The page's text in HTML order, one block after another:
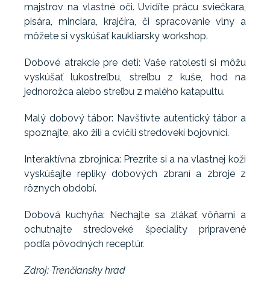
majstrov na vlastné oči. Uvidíte prácu sviečkara,
pisára, minciara, krajčíra, či spracovanie vlny a
môžete si vyskúšať kaukliarsky workshop.
Dobové atrakcie pre deti: Vaše ratolesti si môžu
vyskúšať lukostreľbu, streľbu z kuše, hod na
jednorožca alebo streľbu z malého katapultu.
Malý dobový tábor: Navštívte autentický tábor a
spoznajte, ako žili a cvičili stredovekí bojovníci.
Interaktívna zbrojnica: Prezrite si a na vlastnej koži
vyskúšajte repliky dobových zbraní a zbroje z
rôznych období.
Dobová kuchyňa: Nechajte sa zlákať vôňami a
ochutnajte stredoveké špeciality pripravené
podľa pôvodných receptúr.
Zdroj: Trenčiansky hrad